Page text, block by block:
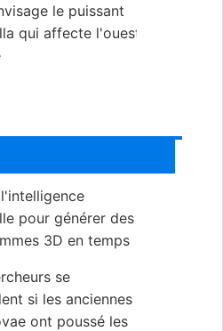
le puissant
qui affecte l'ouest
pour générer des
3D en temps
se
si les anciennes
ont poussé les